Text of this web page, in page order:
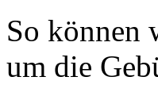
So können
um die